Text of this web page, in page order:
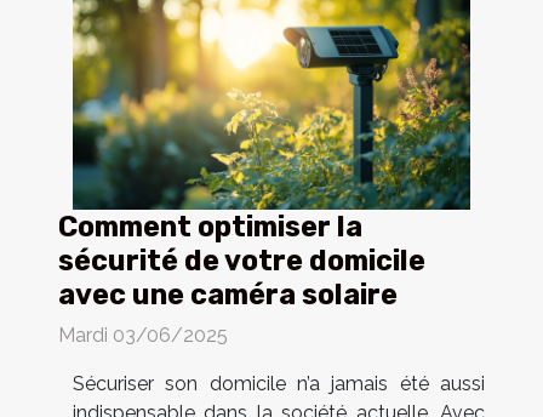
Comment optimiser la
sécurité de votre domicile
avec une caméra solaire
Mardi 03/06/2025
Sécuriser son domicile n’a jamais été aussi
indispensable dans la société actuelle. Avec